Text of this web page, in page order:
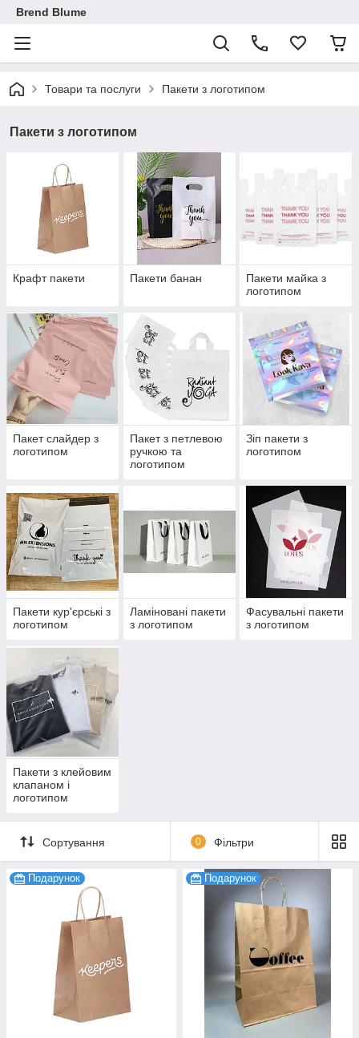
Brend Blume
Товари та послуги Пакети з логотипом
Пакети з логотипом
Крафт пакети Пакети банан
Пакети майка з
логотипом
Пакет слайдер з
логотипом
Пакет з петлевою
ручкою та
логотипом
Зіп пакети з
логотипом
Пакети кур'єрські з
логотипом
Ламіновані пакети
з логотипом
Фасувальні пакети
з логотипом
Пакети з клейовим
клапаном і
логотипом
Сортування 0 Фільтри
Подарунок Подарунок